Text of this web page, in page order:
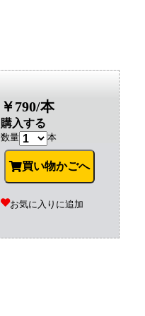
￥790/本
購入する
数量 本
買い物かごへ
お気に入りに追加